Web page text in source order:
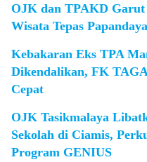
OJK dan TPAKD
Wisata Tepas
Kebakaran Eks TPA
Dikendalikan, FK
Cepat
OJK Tasikmalaya
Sekolah di Ciamis,
Program GENIUS